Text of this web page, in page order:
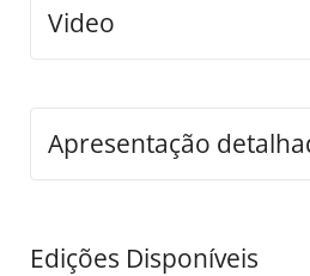
ainda mais rapidamente e com o
tornando-o a solução ideal para
armazenamento, reduz os custos
Video
Apresentação
Edições Disponíveis